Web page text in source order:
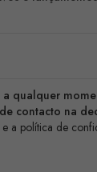
qualquer
de contacto na
a política de